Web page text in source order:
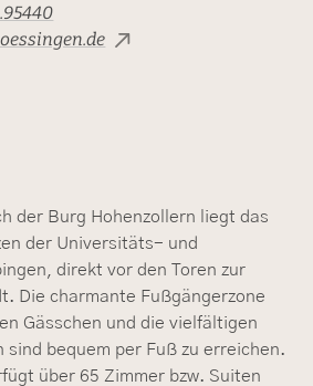
der Burg Hohenzollern liegt das
der Universitäts- und
direkt vor den Toren zur
Die charmante Fußgängerzone
Gässchen und die vielfältigen
sind bequem per Fuß zu erreichen.
über 65 Zimmer bzw. Suiten